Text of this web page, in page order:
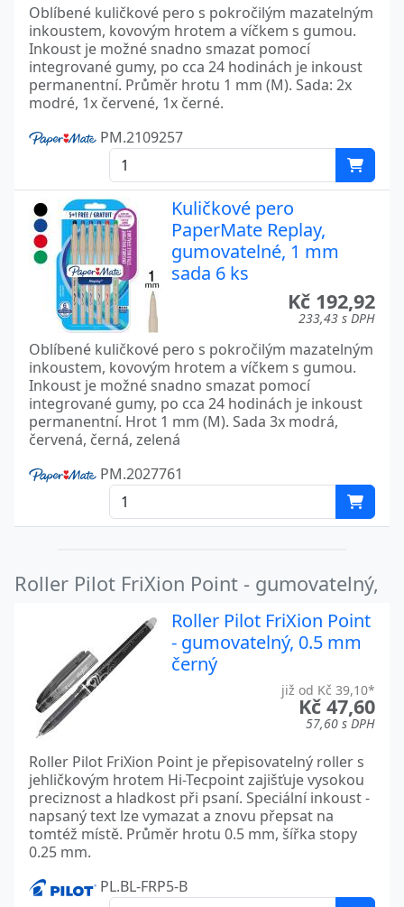
Oblíbené kuličkové pero s pokročilým mazatelným
inkoustem, kovovým hrotem a víčkem s gumou.
Inkoust je možné snadno smazat pomocí
integrované gumy, po cca 24 hodinách je inkoust
permanentní. Průměr hrotu 1 mm (M). Sada: 2x
modré, 1x červené, 1x černé.
PM.2109257
Kuličkové pero
PaperMate Replay,
gumovatelné, 1 mm
sada 6 ks
Kč 192,92
233,43 s DPH
Oblíbené kuličkové pero s pokročilým mazatelným
inkoustem, kovovým hrotem a víčkem s gumou.
Inkoust je možné snadno smazat pomocí
integrované gumy, po cca 24 hodinách je inkoust
permanentní. Hrot 1 mm (M). Sada 3x modrá,
červená, černá, zelená
PM.2027761
Roller Pilot FriXion Point - gumovatelný,
Roller Pilot FriXion Point
- gumovatelný, 0.5 mm
černý
již od Kč 39,10*
Kč 47,60
57,60 s DPH
Roller Pilot FriXion Point je přepisovatelný roller s
jehličkovým hrotem Hi-Tecpoint zajišťuje vysokou
preciznost a hladkost při psaní. Speciální inkoust -
napsaný text lze vymazat a znovu přepsat na
tomtéž místě. Průměr hrotu 0.5 mm, šířka stopy
0.25 mm.
PL.BL-FRP5-B